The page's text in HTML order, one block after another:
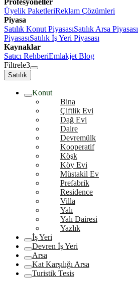
Profesyoneller
Üyelik PaketleriReklam Çözümleri
Piyasa
Satılık Konut PiyasasıSatılık Arsa Piyasası
PiyasasıSatılık İş Yeri Piyasası
Kaynaklar
Satıcı RehberiEmlakjet Blog
Filtrele3
Satılık
Konut
Bina
Çiftlik Evi
Dağ Evi
Daire
Devremülk
Kooperatif
Köşk
Köy Evi
Müstakil Ev
Prefabrik
Residence
Villa
Yalı
Yalı Dairesi
Yazlık
İş Yeri
Devren İş Yeri
Arsa
Kat Karşılığı Arsa
Turistik Tesis